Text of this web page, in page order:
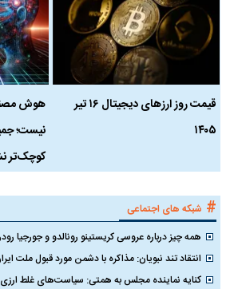
قیمت روز ارز‌های دیجیتال ۱۶ تیر
۱۴۰۵
هوش
نیست؛
کوچک‌تر
# شبکه های اجتماعی
همه چیز درباره عروسی کریستینو رونالدو و جورجیا
انتقاد تند نبویان: مذاکره با دشمن مورد قبول ملت
کنایه نماینده مجلس به همتی: سیاست‌های غلط ارزی